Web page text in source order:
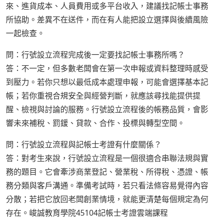
來、進貨成本、人員費用或多平台收入，建議找記帳士事務
所協助。差異不在送件，而在有人能把設立選擇與後續風險
一起檢查。
問：行號設立流程完成後一定要找記帳士事務所嗎？
答：不一定，但多數老闆會在第一次申報或資料整理時感受
到壓力。若你只想以最低成本處理申報，可能會選擇基本記
帳；若你重視合規安全與經營判斷，就應該尋找能提供提
醒、檢視與討論的服務。行號設立流程後的帳務品質，會影
響未來補稅、罰鍰、貸款、合作、投標與轉型空間。
問：行號設立流程與記帳士考證有什麼關係？
答：對考生來說，行號設立流程是一個很適合串聯法規與實
務的題目。它會牽涉商業登記、營業稅、所得稅、憑證、帳
務分類與客戶溝通。準備考試時，若只看法條容易覺得內容
分散；若把它放回老闆創業情境，就能更清楚每個規定為何
存在。峻誠教育學院45104記帳士考證雲端課程